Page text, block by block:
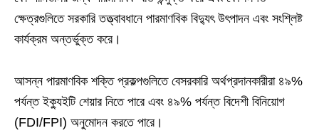
ক্ষেত্রগুলিতে সরকারি তত্ত্বাবধানে পারমাণবিক বিদ্যুৎ উৎপাদন এবং সংশ্লিষ্ট
কার্যক্রম অন্তর্ভুক্ত করে।
আসন্ন পারমাণবিক শক্তি প্রকল্পগুলিতে বেসরকারি অর্থপ্রদানকারীরা ৪৯%
পর্যন্ত ইক্যুইটি শেয়ার নিতে পারে এবং ৪৯% পর্যন্ত বিদেশী বিনিয়োগ
(FDI/FPI) অনুমোদন করতে পারে।